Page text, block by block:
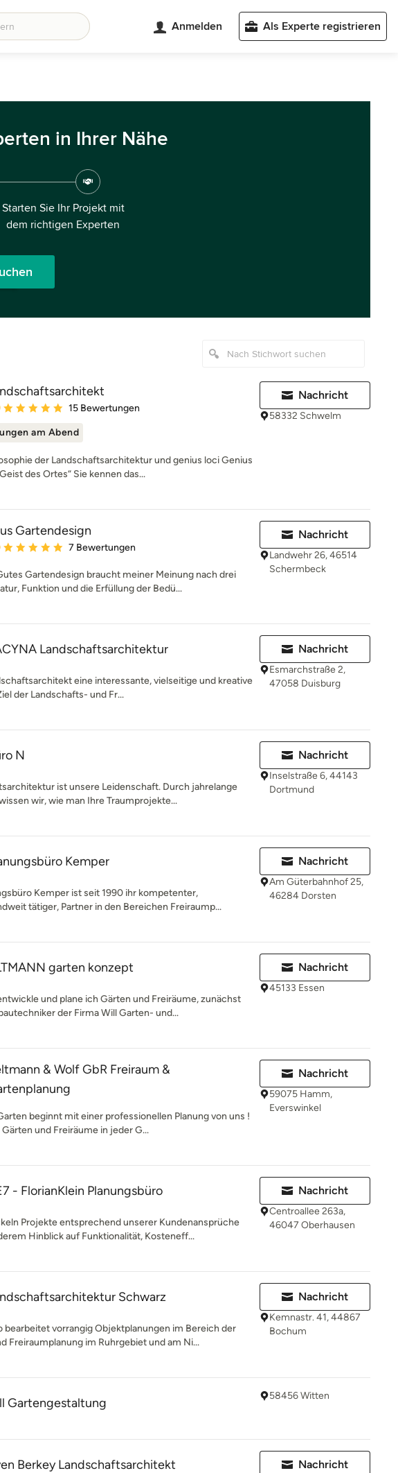
Anmelden Als Experte registrieren
in Ihrer Nähe
Starten Sie Ihr Projekt mit
dem richtigen Experten
Bewertung: 4.9 von 5 Sternen
15 Bewertungen
am Abend
der Landschaftsarchitektur und genius loci Genius
des Ortes“ Sie kennen das...
Nachricht
58332 Schwelm
Gartendesign
Bewertung: 5 von 5 Sternen
7 Bewertungen
Gartendesign braucht meiner Meinung nach drei
Funktion und die Erfüllung der Bedü...
Nachricht
Landwehr 26, 46514
Schermbeck
Landschaftsarchitektur
eine interessante, vielseitige und kreative
der Landschafts- und Fr...
Nachricht
Esmarchstraße 2,
47058 Duisburg
N
ist unsere Leidenschaft. Durch jahrelange
wir, wie man Ihre Traumprojekte...
Nachricht
Inselstraße 6, 44143
Dortmund
Kemper
Kemper ist seit 1990 ihr kompetenter,
tätiger, Partner in den Bereichen Freiraump...
Nachricht
Am Güterbahnhof 25,
46284 Dorsten
garten konzept
und plane ich Gärten und Freiräume, zunächst
der Firma Will Garten- und...
Nachricht
45133 Essen
& Wolf GbR Freiraum &
beginnt mit einer professionellen Planung von uns !
und Freiräume in jeder G...
Nachricht
59075 Hamm,
Everswinkel
- FlorianKlein Planungsbüro
Projekte entsprechend unserer Kundenansprüche
Hinblick auf Funktionalität, Kosteneff...
Nachricht
Centroallee 263a,
46047 Oberhausen
Schwarz
bearbeitet vorrangig Objektplanungen im Bereich der
Freiraumplanung im Ruhrgebiet und am Ni...
Nachricht
Kemnastr. 41, 44867
Bochum
Gartengestaltung 58456 Witten
Berkey Landschaftsarchitekt Nachricht